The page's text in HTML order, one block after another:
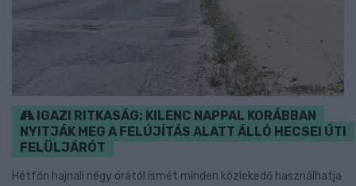
IGAZI RITKASÁG: KILENC NAPPAL KORÁBBAN
NYITJÁK MEG A FELÚJÍTÁS ALATT ÁLLÓ HECSEI ÚTI
FELÜLJÁRÓT
Hétfőn hajnali négy órától ismét minden közlekedő használhatja